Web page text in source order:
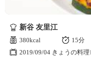
新谷 友里江
380kcal
15分
2019/09/04 きょうの料